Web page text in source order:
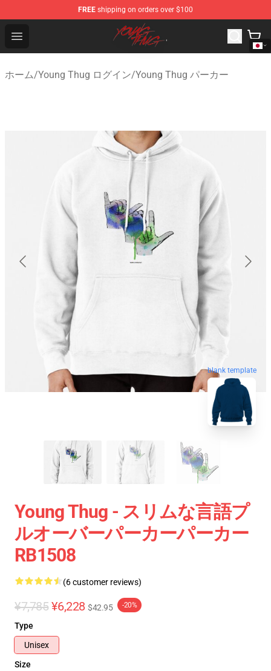
FREE shipping on orders over $100
Open menu
Young Thug Shop - Official Young Thug Merchandise
ホーム/Young Thug ログイン/Young Thug パーカー
blank template
Young Thug - スリムな言語プ
ルオーバーパーカーパーカー
RB1508
(6 customer reviews)
¥7,785 ¥6,228 $42.95 -20%
Type
Unisex
Size